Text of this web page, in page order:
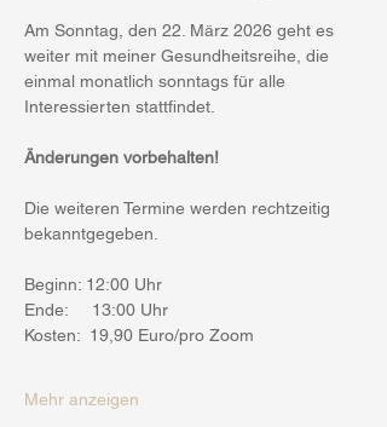
Am Sonntag, den 22. März 2026 geht es
weiter mit meiner Gesundheitsreihe, die
einmal monatlich sonntags für alle
Interessierten stattfindet.
Änderungen vorbehalten!
Die weiteren Termine werden rechtzeitig
bekanntgegeben.
Beginn: 12:00 Uhr
Ende:     13:00 Uhr
Kosten:  19,90 Euro/pro Zoom
Mehr anzeigen